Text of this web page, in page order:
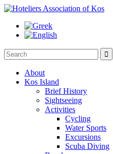

About
Kos Island
Brief History
Sightseeing
Activities
Cycling
Water Sports
Excursions
Scuba Diving